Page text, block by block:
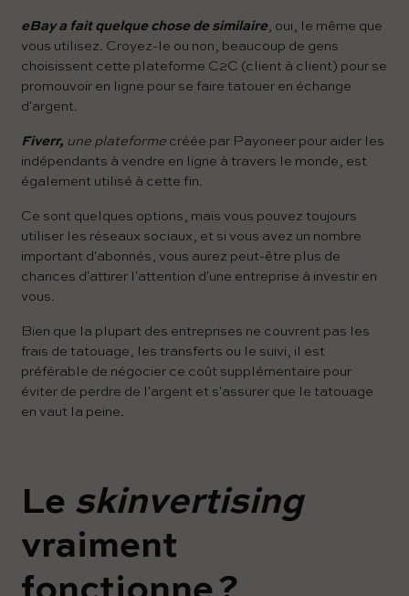
eBay a fait quelque chose de similaire, oui, le même que
vous utilisez. Croyez-le ou non, beaucoup de gens
choisissent cette plateforme C2C (client à client) pour se
promouvoir en ligne pour se faire tatouer en échange
d'argent.
Fiverr, une plateforme créée par Payoneer pour aider les
indépendants à vendre en ligne à travers le monde, est
également utilisé à cette fin.
Ce sont quelques options, mais vous pouvez toujours
utiliser les réseaux sociaux, et si vous avez un nombre
important d'abonnés, vous aurez peut-être plus de
chances d'attirer l'attention d'une entreprise à investir en
vous.
Bien que la plupart des entreprises ne couvrent pas les
frais de tatouage, les transferts ou le suivi, il est
préférable de négocier ce coût supplémentaire pour
éviter de perdre de l'argent et s'assurer que le tatouage
en vaut la peine.
Le skinvertising
vraiment